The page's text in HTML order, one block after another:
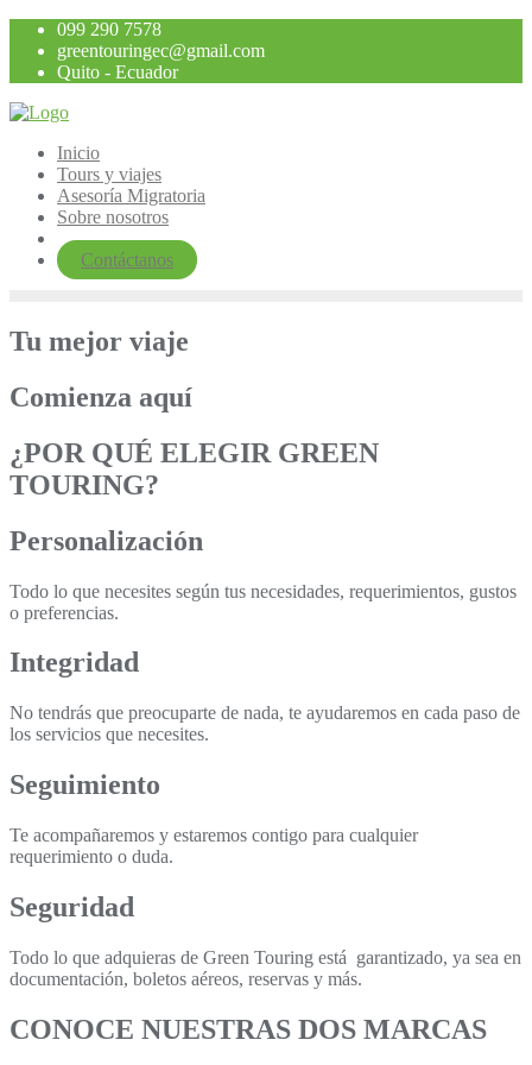
Saltar
contenido
099 290 7578
greentouringec@gmail.com
Quito - Ecuador
Inicio
Tours y viajes
Asesoría Migratoria
Sobre nosotros
Contáctanos
Tu mejor viaje
Comienza aquí
¿POR QUÉ ELEGIR GREEN
TOURING?
Personalización
Todo lo que necesites según tus necesidades, requerimientos, gustos
o preferencias.
Integridad
No tendrás que preocuparte de nada, te ayudaremos en cada paso de
los servicios que necesites.
Seguimiento
Te acompañaremos y estaremos contigo para cualquier
requerimiento o duda.
Seguridad
Todo lo que adquieras de Green Touring está garantizado, ya sea en
documentación, boletos aéreos, reservas y más.
CONOCE NUESTRAS DOS MARCAS